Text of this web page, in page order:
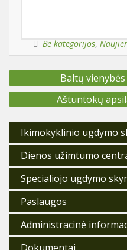
Be kategorijos,
Navigacija
įrašų
Baltų
Aštuntokų
Ikimokyklinio ugdymo
Dienos užimtumo
Specialiojo ugdymo
Paslaugos
Administracinė